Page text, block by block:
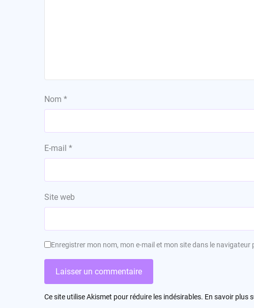
Nom *
E-mail *
Site web
Enregistrer mon nom, mon e-mail et mon site dans le
Ce site utilise Akismet pour réduire les indésirables. En savoir plus